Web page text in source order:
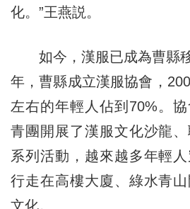
化。”王燕説。
如今，漢服已成為曹縣移
年，曹縣成立漢服協會，
左右的年輕人佔到70%。
青團開展了漢服文化沙龍
系列活動，越來越多年輕
行走在高樓大廈、綠水青
文化。